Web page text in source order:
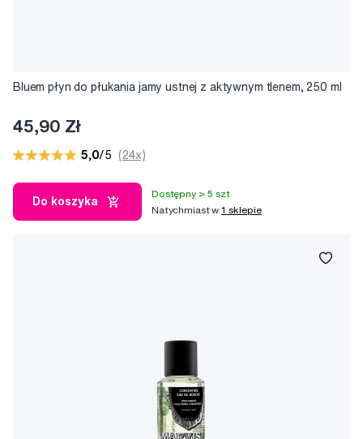
Bluem płyn do płukania jamy ustnej z aktywnym tlenem, 250 ml
45,90 Zł
5,0/5 (24x)
Do koszyka
Dostępny > 5 szt
Natychmiast w1 sklepie